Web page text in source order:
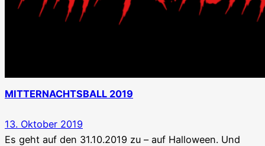
MITTERNACHTSBALL 2019
13. Oktober 2019
Es geht auf den 31.10.2019 zu – auf Halloween. Und